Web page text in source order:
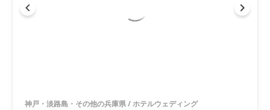
神戸・淡路島・その他の兵庫県/ホテルウェディング